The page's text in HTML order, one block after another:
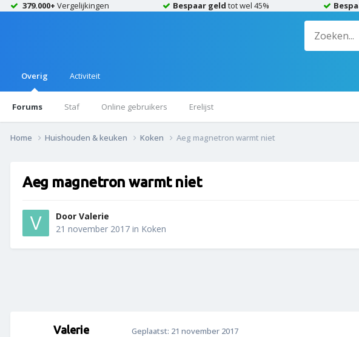
379.000+ Vergelijkingen Bespaar geld tot wel 45%
Overig
Forums Staf Online gebruikers Erelijst
Activiteit
Home Huishouden & keuken Koken Aeg magnetron warmt niet
Aeg magnetron warmt niet
Door Valerie
21 november 2017 in Koken
Valerie Geplaatst: 21 november 2017